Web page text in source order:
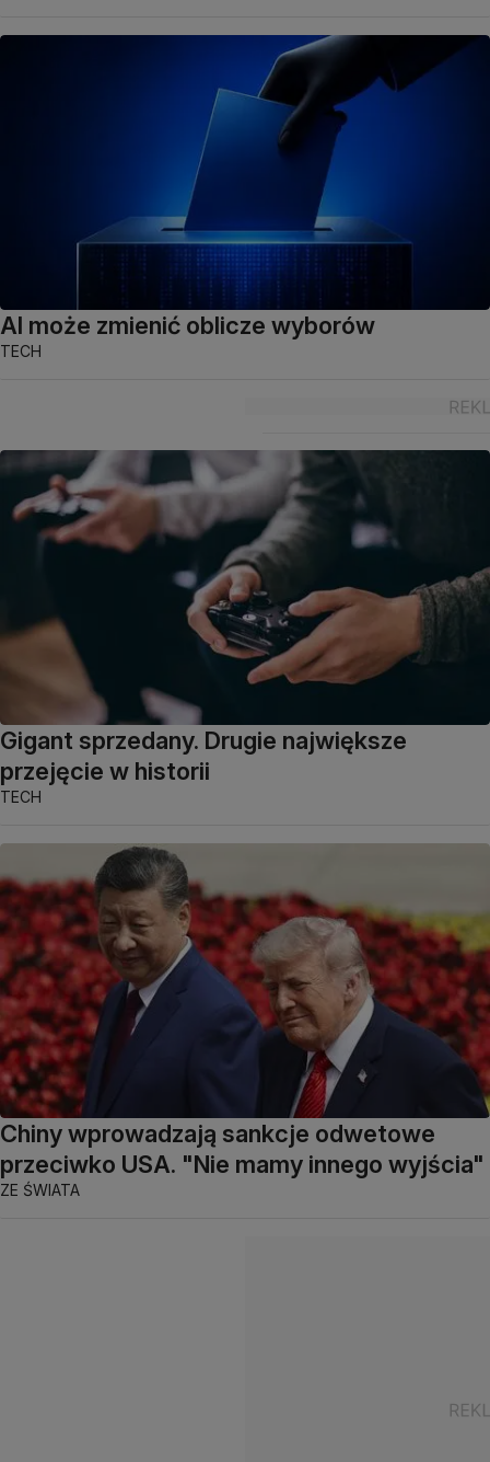
AI może zmienić oblicze wyborów
TECH
Gigant sprzedany. Drugie największe
przejęcie w historii
TECH
Chiny wprowadzają sankcje odwetowe
przeciwko USA. "Nie mamy innego wyjścia"
ZE ŚWIATA